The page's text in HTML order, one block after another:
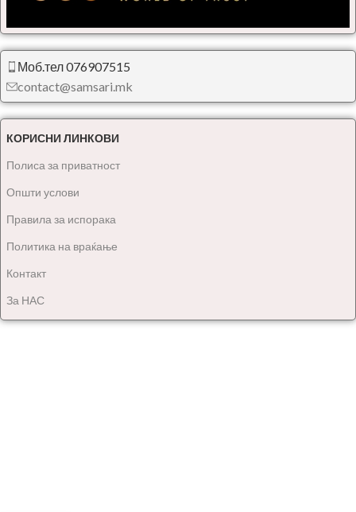
Моб.тел 076907515
contact@samsari.mk
КОРИСНИ ЛИНКОВИ
Полиса за приватност
Општи услови
Правила за испорака
Политика на враќање
Контакт
За НАС